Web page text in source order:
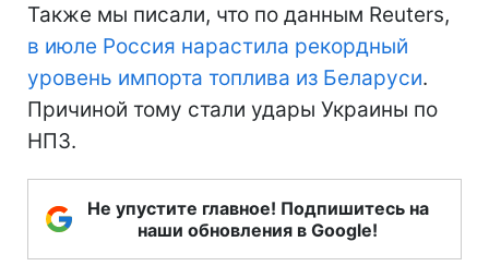
Также мы писали, что по данным Reuters,
в июле Россия нарастила рекордный
уровень импорта топлива из Беларуси.
Причиной тому стали удары Украины по
НПЗ.
Не упустите главное! Подпишитесь на
наши обновления в Google!